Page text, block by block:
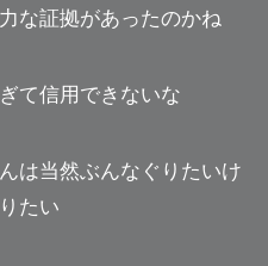
な証拠があったのかね
て信用できないな
は当然ぶんなぐりたいけ
たい